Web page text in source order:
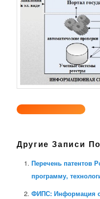
Другие Записи
Перечень патентов
программу,
ФИПС: Информация